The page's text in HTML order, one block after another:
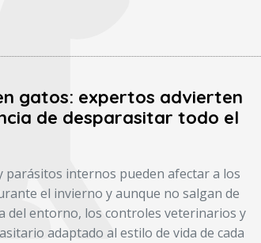
gatos: expertos advierten
de desparasitar todo el
parásitos internos pueden afectar a los
el invierno y aunque no salgan de
del entorno, los controles veterinarios y
adaptado al estilo de vida de cada